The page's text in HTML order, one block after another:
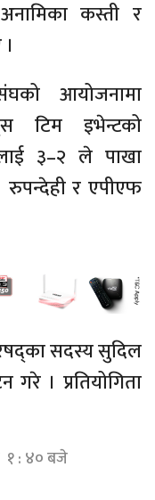
कस्ती र
आयोजनामा
टिम इभेन्टको
३–२ ले पाखा
रुपन्देही र एपीएफ
सदस्य सुदिल
। प्रतियोगिता
१ : ४० बजे